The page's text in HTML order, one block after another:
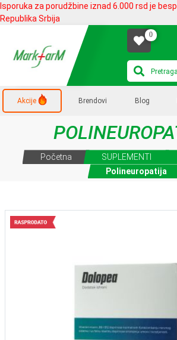
Isporuka za porudžbine iznad 6.000 rsd je
Republika Srbija
0
Akcije Brendovi Blog
Početna SUPLEMENTI
Polineuropatija